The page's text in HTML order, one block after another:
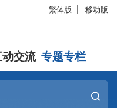
繁体版 移动版
动交流 专题专栏